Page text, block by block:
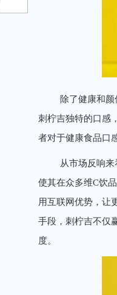
除了健康和
刺柠吉独特的口感
者对于健康食品口
从市场反响
使其在众多维C饮
用互联网优势，让
手段，刺柠吉不仅
度。